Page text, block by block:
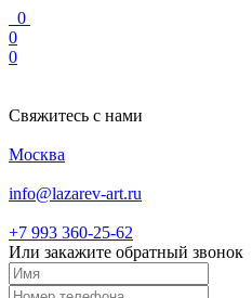
0
0
0
Свяжитесь с нами
Москва
info@lazarev-art.ru
+7 993 360‑25‑62
Или закажите обратный звонок